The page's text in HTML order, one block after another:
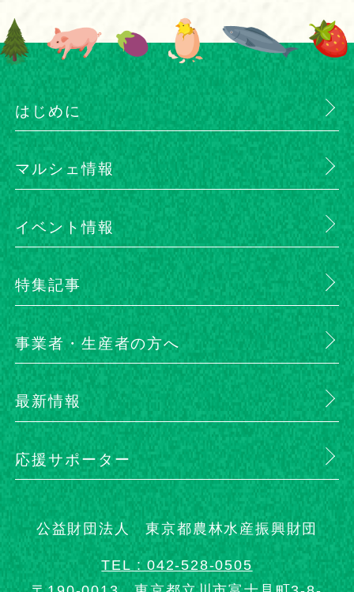
はじめに
マルシェ情報
イベント情報
特集記事
事業者・生産者の方へ
最新情報
応援サポーター
公益財団法人 東京都農林水産振興財団
TEL : 042-528-0505